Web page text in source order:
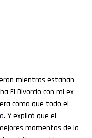
mientras estaban
El Divorcio con mi ex
como que todo el
. Y explicó que el
momentos de la